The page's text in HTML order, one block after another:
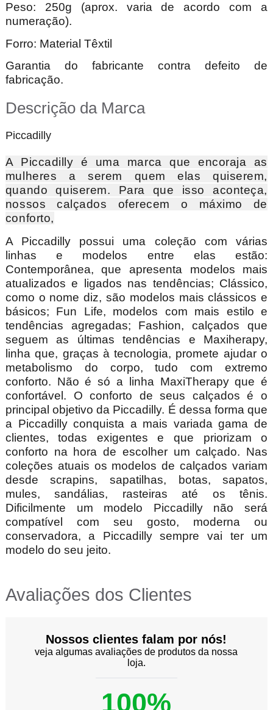
Peso: 250g (aprox. varia de acordo com a
numeração).
Forro: Material Têxtil
Garantia do fabricante contra defeito de
fabricação.
Descrição da Marca
Piccadilly
A Piccadilly é uma marca que encoraja as
mulheres a serem quem elas quiserem,
quando quiserem. Para que isso aconteça,
nossos calçados oferecem o máximo de
conforto,
A Piccadilly possui uma coleção com várias
linhas e modelos entre elas estão:
Contemporânea, que apresenta modelos mais
atualizados e ligados nas tendências; Clássico,
como o nome diz, são modelos mais clássicos e
básicos; Fun Life, modelos com mais estilo e
tendências agregadas; Fashion, calçados que
seguem as últimas tendências e Maxiherapy,
linha que, graças à tecnologia, promete ajudar o
metabolismo do corpo, tudo com extremo
conforto. Não é só a linha MaxiTherapy que é
confortável. O conforto de seus calçados é o
principal objetivo da Piccadilly. É dessa forma que
a Piccadilly conquista a mais variada gama de
clientes, todas exigentes e que priorizam o
conforto na hora de escolher um calçado. Nas
coleções atuais os modelos de calçados variam
desde scrapins, sapatilhas, botas, sapatos,
mules, sandálias, rasteiras até os tênis.
Dificilmente um modelo Piccadilly não será
compatível com seu gosto, moderna ou
conservadora, a Piccadilly sempre vai ter um
modelo do seu jeito.
Avaliações dos Clientes
Nossos clientes falam por nós!
veja algumas avaliações de produtos da nossa
loja.
100%